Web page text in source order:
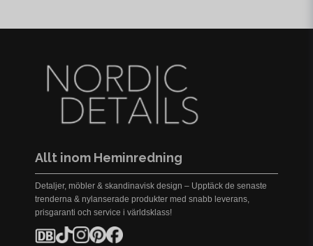
Allt inom Heminredning
Detaljer, möbler & skandinavisk design – Upptäck de senaste
trenderna & nylanserade produkter med snabb leverans,
prisgaranti och service i världsklass!